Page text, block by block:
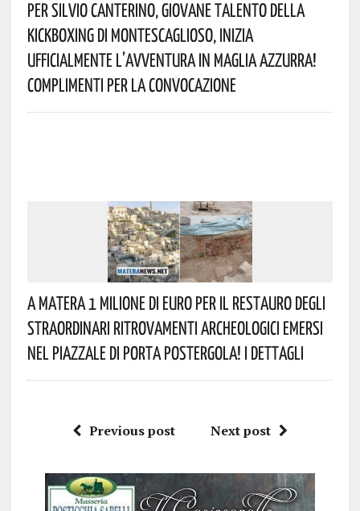
Per Silvio Canterino, Giovane Talento Della
Kickboxing Di Montescaglioso, Inizia
Ufficialmente L’avventura In Maglia Azzurra!
Complimenti Per La Convocazione
A Matera 1 Milione Di Euro Per Il Restauro Degli
Straordinari Ritrovamenti Archeologici Emersi
Nel Piazzale Di Porta Postergola! I Dettagli
Previous post Next post